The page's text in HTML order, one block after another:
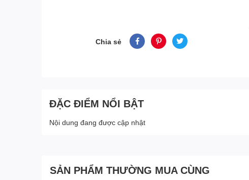
Chia sẻ
ĐẶC ĐIỂM NỔI BẬT
Nội dung đang được cập nhật
SẢN PHẨM THƯỜNG MUA CÙNG